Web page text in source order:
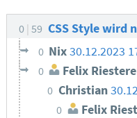
0 59 CSS Style wird
0 Nix30.12.2023
0 Felix
0 Christian
0 Felix